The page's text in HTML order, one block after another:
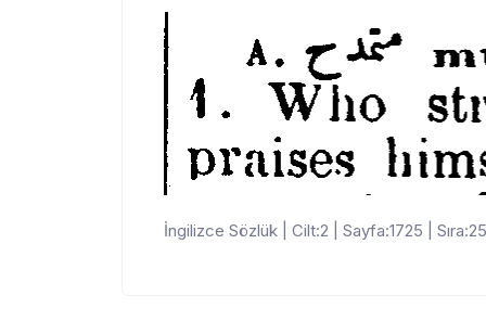
İngilizce Sözlük | Cilt:2 | Sayfa:1725 | Sıra:25